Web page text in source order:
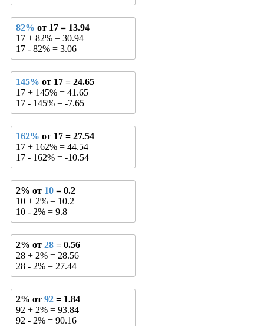
82% от 17 = 13.94
17 + 82% = 30.94
17 - 82% = 3.06
145% от 17 = 24.65
17 + 145% = 41.65
17 - 145% = -7.65
162% от 17 = 27.54
17 + 162% = 44.54
17 - 162% = -10.54
2% от 10 = 0.2
10 + 2% = 10.2
10 - 2% = 9.8
2% от 28 = 0.56
28 + 2% = 28.56
28 - 2% = 27.44
2% от 92 = 1.84
92 + 2% = 93.84
92 - 2% = 90.16